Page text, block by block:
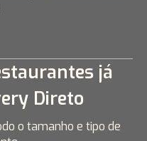
já
Direto
o tamanho e tipo de